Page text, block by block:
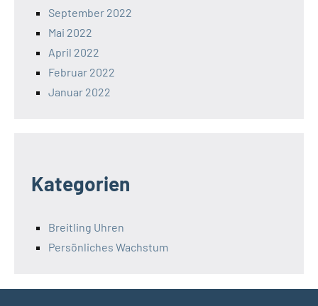
September 2022
Mai 2022
April 2022
Februar 2022
Januar 2022
Kategorien
Breitling Uhren
Persönliches Wachstum